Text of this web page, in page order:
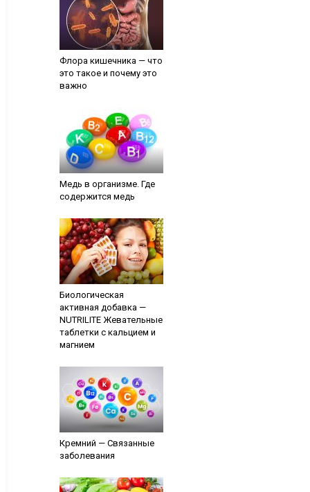
Флора кишечника — что
это такое и почему это
важно
Медь в организме. Где
содержится медь
Биологическая
активная добавка —
NUTRILITE Жевательные
таблетки с кальцием и
магнием
Кремний — Связанные
заболевания